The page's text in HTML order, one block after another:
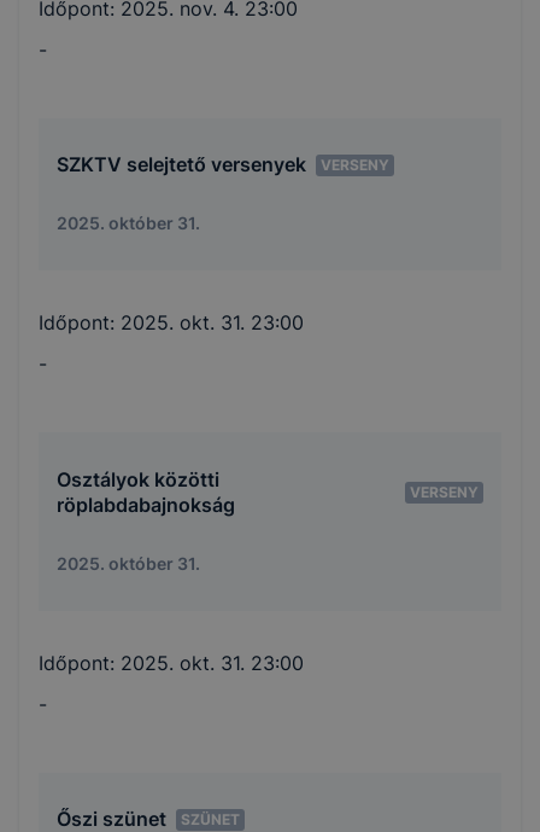
Időpont: 2025. nov. 4. 23:00
-
SZKTV selejtető versenyek VERSENY
2025. október 31.
Időpont: 2025. okt. 31. 23:00
-
Osztályok közötti
röplabdabajnokság
VERSENY
2025. október 31.
Időpont: 2025. okt. 31. 23:00
-
Őszi szünet SZÜNET